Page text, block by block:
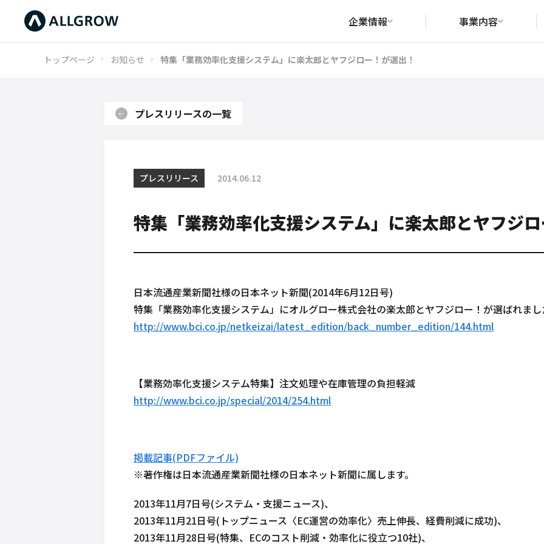
企業情報 事業内容
トップページ お知らせ 特集「業務効率化支援システム」に楽太郎とヤフジロー！が選出！
プレスリリースの一覧
プレスリリース 2014.06.12
特集「業務効率化支援システム」に楽太郎とヤフジ
日本流通産業新聞社様の日本ネット新聞(2014年6月12日号)
特集「業務効率化支援システム」にオルグロー株式会社の楽太郎とヤフジロー！が選ばれま
http://www.bci.co.jp/netkeizai/latest_edition/back_number_edition/144.html
【業務効率化支援システム特集】注文処理や在庫管理の負担軽減
http://www.bci.co.jp/special/2014/254.html
掲載記事(PDFファイル)
※著作権は日本流通産業新聞社様の日本ネット新聞に属します。
2013年11月7日号(システム・支援ニュース)、
2013年11月21日号(トップニュース〈EC運営の効率化〉売上伸長、経費削減に成功)、
2013年11月28日号(特集、ECのコスト削減・効率化に役立つ10社)、